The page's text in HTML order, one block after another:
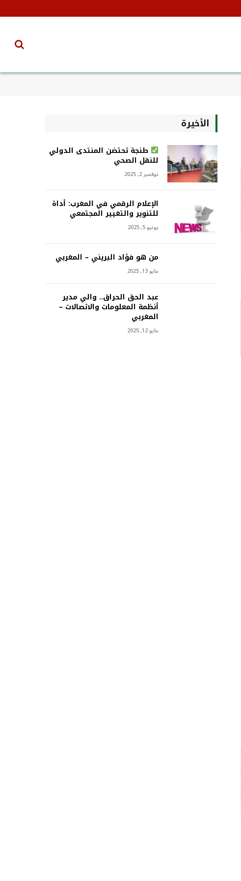
الأخيرة
طنجة تحتضن المنتدى الدولي
للنقل الصحي
نوفمبر 2, 2025
الإعلام الرقمي في المغرب: أداة
للتنوير والتغيير المجتمعي
يونيو 5, 2025
من هو فؤاد البريني – المغربي
مايو 13, 2025
عبد الحق الحراق.. والي مدير
أنظمة المعلومات والاتصالات –
المغربي
مايو 12, 2025